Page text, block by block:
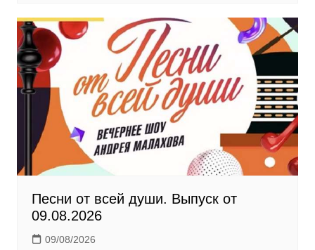
Песни от всей души. Выпуск от
09.08.2026
09/08/2026